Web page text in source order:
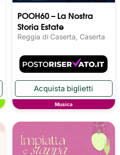
POOH60 – La Nostra
Storia Estate
Reggia di Caserta, Caserta
Musica